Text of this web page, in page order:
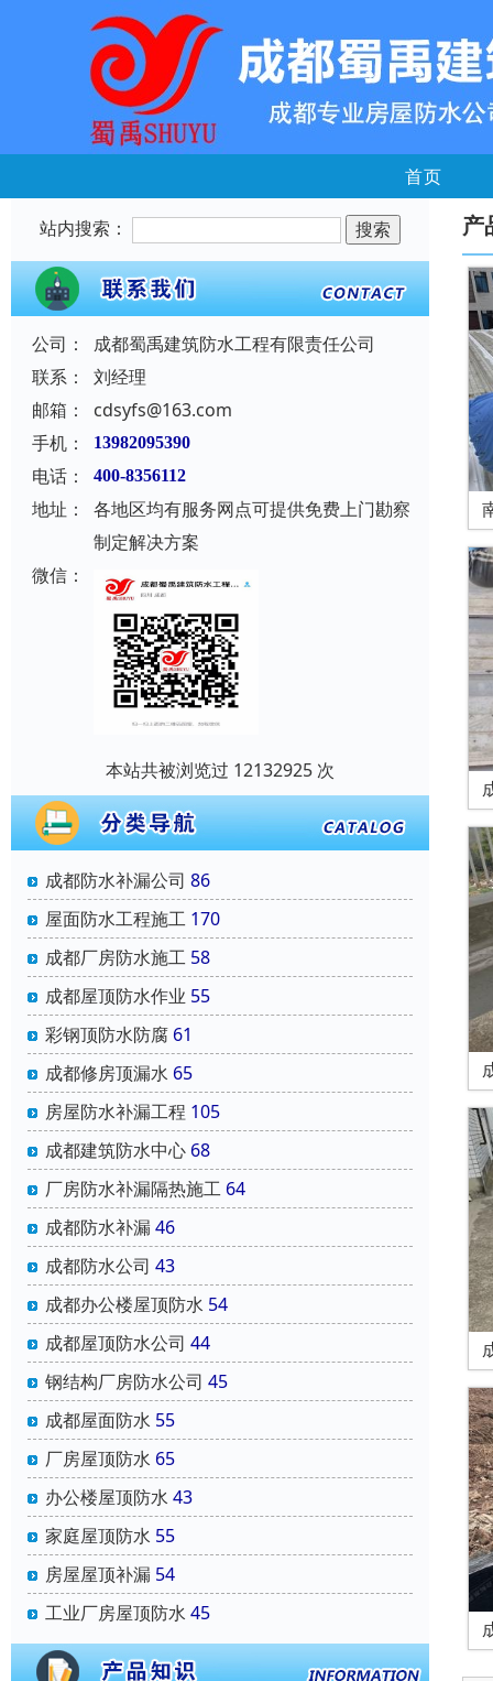
首页
站内搜索：
公司：
成都蜀禹建筑防水工程有限责任公司
联系：
刘经理
邮箱：
cdsyfs@163.com
手机：
13982095390
电话： 400-8356112
地址：
各地区均有服务网点可提供免费上门勘察
制定解决方案
微信：
本站共被浏览过 12132925 次
成都防水补漏公司 86
屋面防水工程施工 170
成都厂房防水施工 58
成都屋顶防水作业 55
彩钢顶防水防腐 61
成都修房顶漏水 65
房屋防水补漏工程 105
成都建筑防水中心 68
厂房防水补漏隔热施工 64
成都防水补漏46
成都防水公司 43
成都办公楼屋顶防水 54
成都屋顶防水公司 44
钢结构厂房防水公司 45
成都屋面防水 55
厂房屋顶防水 65
办公楼屋顶防水 43
家庭屋顶防水 55
房屋屋顶补漏 54
工业厂房屋顶防水 45
产